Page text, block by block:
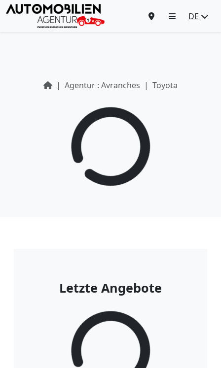
DE
Agentur : Avranches Toyota
Letzte Angebote